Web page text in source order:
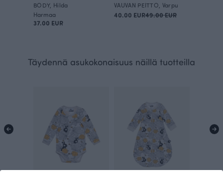
BODY, Hilda
Harmaa
37.00 EUR
VAUVAN PEITTO, Varpu
40.00 EUR49.00 EUR
Täydennä asukokonaisuus näillä tuotteilla